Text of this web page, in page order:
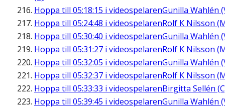
Hoppa till 05:18:15 i videospelarenGunilla Wahlén
Hoppa till 05:24:48 i videospelarenRolf K Nilsson
Hoppa till 05:30:40 i videospelarenGunilla Wahlén
Hoppa till 05:31:27 i videospelarenRolf K Nilsson
Hoppa till 05:32:05 i videospelarenGunilla Wahlén
Hoppa till 05:32:37 i videospelarenRolf K Nilsson
Hoppa till 05:33:33 i videospelarenBirgitta Sellén
Hoppa till 05:39:45 i videospelarenGunilla Wahlén